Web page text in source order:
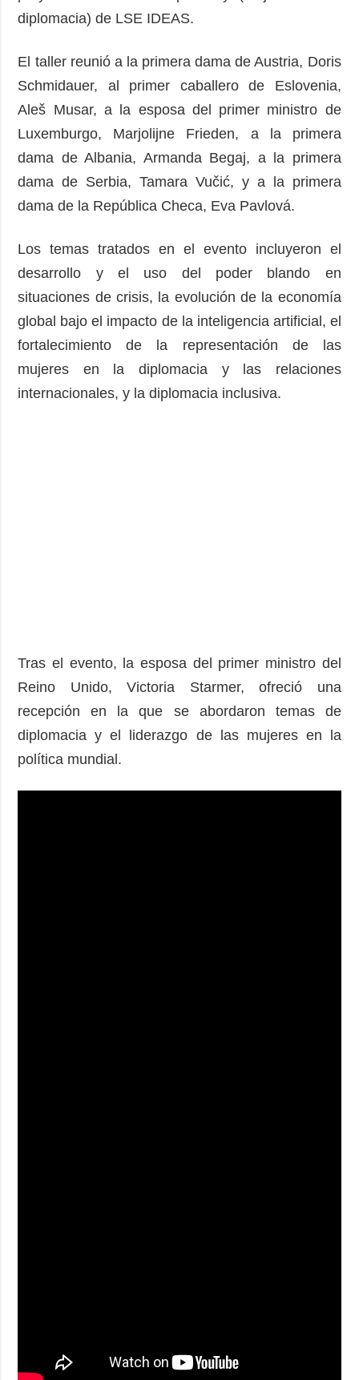
diplomacia) de LSE IDEAS.
El taller reunió a la primera dama de Austria, Doris
Schmidauer, al primer caballero de Eslovenia,
Aleš Musar, a la esposa del primer ministro de
Luxemburgo, Marjolijne Frieden, a la primera
dama de Albania, Armanda Begaj, a la primera
dama de Serbia, Tamara Vučić, y a la primera
dama de la República Checa, Eva Pavlová.
Los temas tratados en el evento incluyeron el
desarrollo y el uso del poder blando en
situaciones de crisis, la evolución de la economía
global bajo el impacto de la inteligencia artificial, el
fortalecimiento de la representación de las
mujeres en la diplomacia y las relaciones
internacionales, y la diplomacia inclusiva.
Tras el evento, la esposa del primer ministro del
Reino Unido, Victoria Starmer, ofreció una
recepción en la que se abordaron temas de
diplomacia y el liderazgo de las mujeres en la
política mundial.